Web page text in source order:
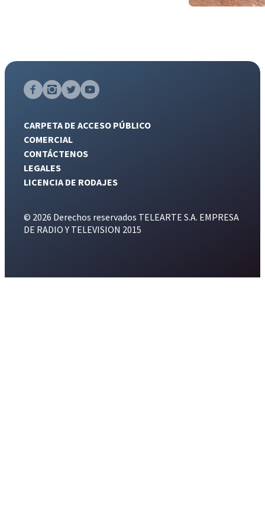
CARPETA DE ACCESO PÚBLICO
COMERCIAL
CONTÁCTENOS
LEGALES
LICENCIA DE RODAJES
© 2026 Derechos reservados TELEARTE S.A. EMPRESA
DE RADIO Y TELEVISION 2015